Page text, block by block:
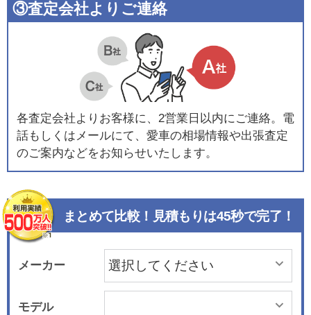
③査定会社よりご連絡
各査定会社よりお客様に、2営業日以内にご連絡。電
話もしくはメールにて、愛車の相場情報や出張査定
のご案内などをお知らせいたします。
まとめて比較！見積もりは45秒で完了！
メーカー
モデル